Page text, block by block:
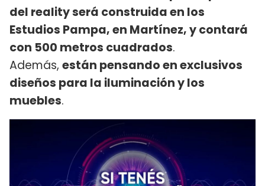
del reality será construida en los
Estudios Pampa, en Martínez, y contará
con 500 metros cuadrados.
Además, están pensando en exclusivos
diseños para la iluminación y los
muebles.